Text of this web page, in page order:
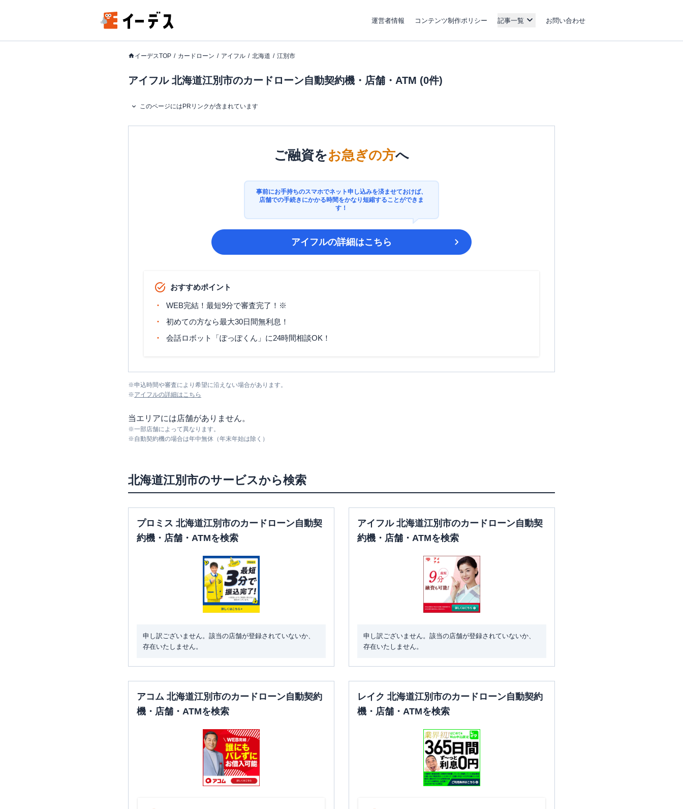
運営者情報 コンテンツ制作ポリシー 記事一覧 お問い合わせ
イーデスTOP カードローン アイフル 北海道 江別市
アイフル 北海道江別市のカードローン自動契約機・店舗・ATM (0件)
このページにはPRリンクが含まれています
ご融資をお急ぎの方へ
事前にお手持ちのスマホでネット申し込みを済ませておけば、
店舗での手続きにかかる時間をかなり短縮することができま
す！
アイフルの詳細はこちら
おすすめポイント
WEB完結！最短9分で審査完了！※
初めての方なら最大30日間無利息！
会話ロボット「ぽっぽくん」に24時間相談OK！
※申込時間や審査により希望に沿えない場合があります。
※アイフルの詳細はこちら
当エリアには店舗がありません。
※一部店舗によって異なります。
※自動契約機の場合は年中無休（年末年始は除く）
北海道江別市のサービスから検索
プロミス 北海道江別市のカードローン自動契
約機・店舗・ATMを検索
申し訳ございません。該当の店舗が登録されていないか、
存在いたしません。
アイフル 北海道江別市のカードローン自動契
約機・店舗・ATMを検索
申し訳ございません。該当の店舗が登録されていないか、
存在いたしません。
アコム 北海道江別市のカードローン自動契約
機・店舗・ATMを検索
レイク 北海道江別市のカードローン自動契約
機・店舗・ATMを検索